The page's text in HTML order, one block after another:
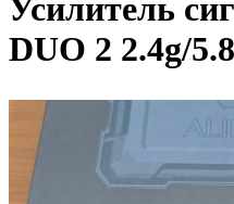
Усилитель
DUO 2 2.4g/5.8